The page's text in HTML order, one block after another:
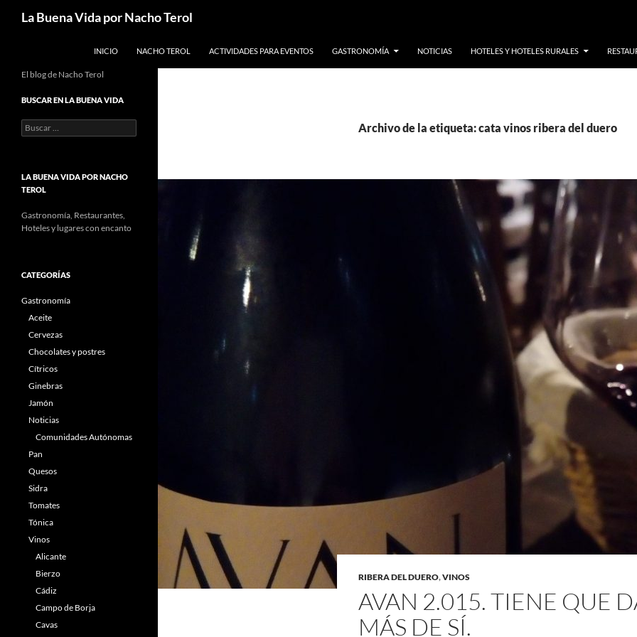
La Buena Vida por Nacho Terol
INICIO NACHO TEROL ACTIVIDADES PARA EVENTOS GASTRONOMÍA NOTICIAS HOTELES Y HOTELES RURALES
Archivo de la etiqueta: cata vinos ribera del duero
RIBERA DEL DUERO,VINOS
AVAN 2.015. TIENE QUE
MÁS DE SÍ.
El blog de Nacho Terol
BUSCAR EN LA BUENA VIDA
Buscar:
LA BUENA VIDA POR NACHO
TEROL
Gastronomía, Restaurantes,
Hoteles y lugares con encanto
CATEGORÍAS
Gastronomía
Aceite
Cervezas
Chocolates y postres
Cítricos
Ginebras
Jamón
Noticias
Comunidades Autónomas
Pan
Quesos
Sidra
Tomates
Tónica
Vinos
Alicante
Bierzo
Cádiz
Campo de Borja
Cavas